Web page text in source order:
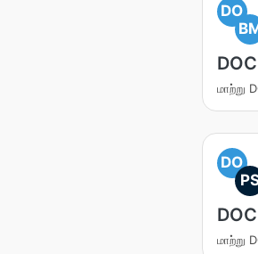
DO
மாற்று
DO
மாற்று